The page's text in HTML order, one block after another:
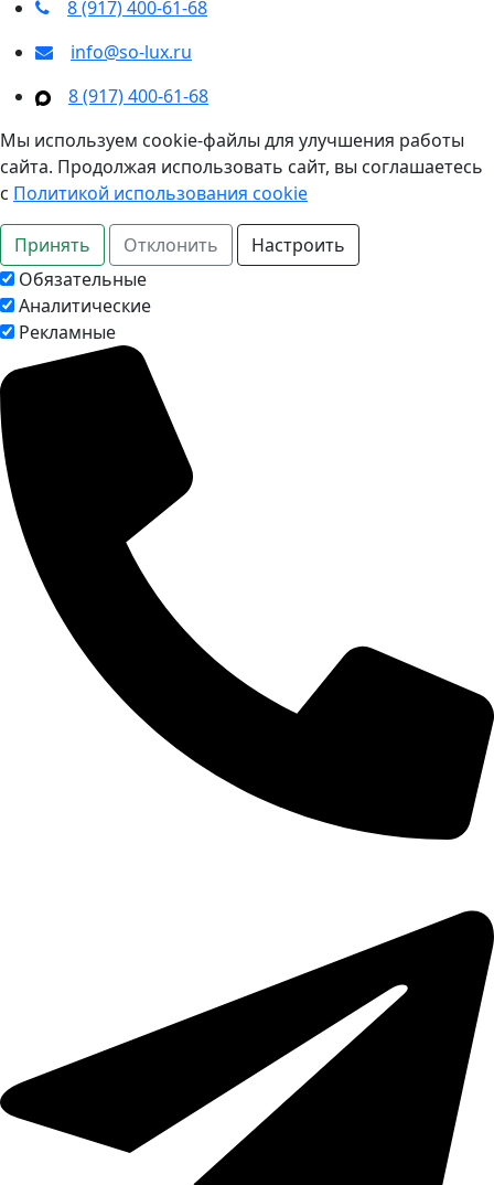
8 (917) 400‑61‑68
info@so-lux.ru
8 (917) 400‑61‑68
Мы используем cookie-файлы для улучшения работы
сайта. Продолжая использовать сайт, вы соглашаетесь
с Политикой использования cookie
Принять Отклонить
Настроить
Обязательные
Аналитические
Рекламные